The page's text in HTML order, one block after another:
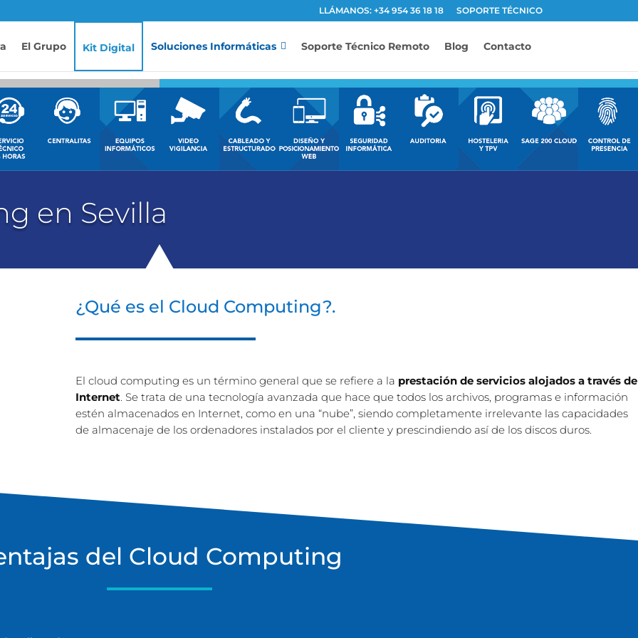
LLÁMANOS: +34 954 36 18 18 SOPORTE TÉCNICO
El Grupo Kit Digital Soluciones Informáticas Soporte Técnico Remoto Blog Contacto
en Sevilla
¿Qué es el Cloud Computing?.
El cloud computing es un término general que se refiere a la prestación de servicios alojados a través de
Internet. Se trata de una tecnología avanzada que hace que todos los archivos, programas e información
estén almacenados en Internet, como en una “nube”, siendo completamente irrelevante las capacidades
de almacenaje de los ordenadores instalados por el cliente y prescindiendo así de los discos duros.
del Cloud Computing